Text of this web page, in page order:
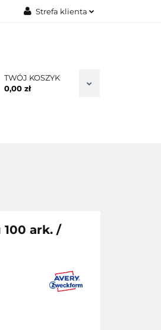
Strefa klienta
Dodaj zgłoszenie
TWÓJ KOSZYK
0,00 zł
ark. /